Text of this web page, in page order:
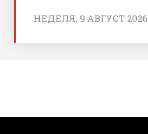
НЕДЕЛЯ, 9 АВГУСТ 2026